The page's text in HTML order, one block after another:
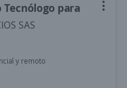
Tecnólogo para
SAS
y remoto